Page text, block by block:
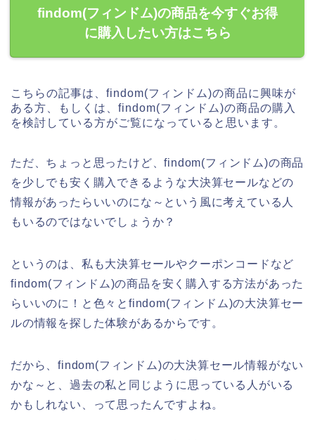
findom(フィンドム)の商品を今すぐお得
に購入したい方はこちら
こちらの記事は、findom(フィンドム)の商品に興味が
ある方、もしくは、findom(フィンドム)の商品の購入
を検討している方がご覧になっていると思います。
ただ、ちょっと思ったけど、findom(フィンドム)の商品
を少しでも安く購入できるような大決算セールなどの
情報があったらいいのにな～という風に考えている人
もいるのではないでしょうか？
というのは、私も大決算セールやクーポンコードなど
findom(フィンドム)の商品を安く購入する方法があった
らいいのに！と色々とfindom(フィンドム)の大決算セー
ルの情報を探した体験があるからです。
だから、findom(フィンドム)の大決算セール情報がない
かな～と、過去の私と同じように思っている人がいる
かもしれない、って思ったんですよね。